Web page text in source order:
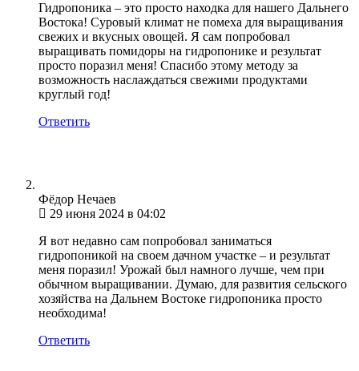
Гидропоника – это просто находка для нашего Дальнего
Востока! Суровый климат не помеха для выращивания
свежих и вкусных овощей. Я сам попробовал
выращивать помидоры на гидропонике и результат
просто поразил меня! Спасибо этому методу за
возможность наслаждаться свежими продуктами
круглый год!
Ответить
Фёдор Нечаев
29 июня 2024 в 04:02
Я вот недавно сам попробовал заниматься
гидропоникой на своем дачном участке – и результат
меня поразил! Урожай был намного лучше, чем при
обычном выращивании. Думаю, для развития сельского
хозяйства на Дальнем Востоке гидропоника просто
необходима!
Ответить